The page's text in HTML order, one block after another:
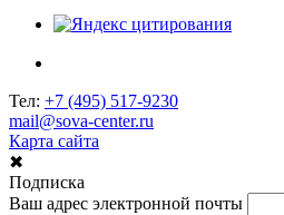
Тел: +7 (495) 517-9230
mail@sova-center.ru
Карта сайта
✖
Подписка
Ваш адрес электронной почты